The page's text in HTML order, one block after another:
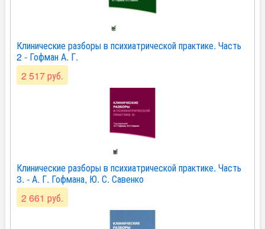
Клинические разборы в психиатрической практике. Часть
2 - Гофман А. Г.
2 517 руб.
Клинические разборы в психиатрической практике. Часть
3. - А. Г. Гофмана, Ю. С. Савенко
2 661 руб.